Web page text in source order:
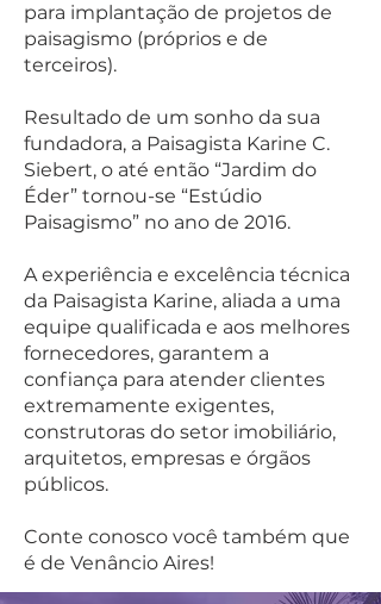
para implantação de projetos de
paisagismo (próprios e de
terceiros).
Resultado de um sonho da sua
fundadora, a Paisagista Karine C.
Siebert, o até então “Jardim do
Éder” tornou-se “Estúdio
Paisagismo” no ano de 2016.
A experiência e excelência técnica
da Paisagista Karine, aliada a uma
equipe qualificada e aos melhores
fornecedores, garantem a
confiança para atender clientes
extremamente exigentes,
construtoras do setor imobiliário,
arquitetos, empresas e órgãos
públicos.
Conte conosco você também que
é de Venâncio Aires!